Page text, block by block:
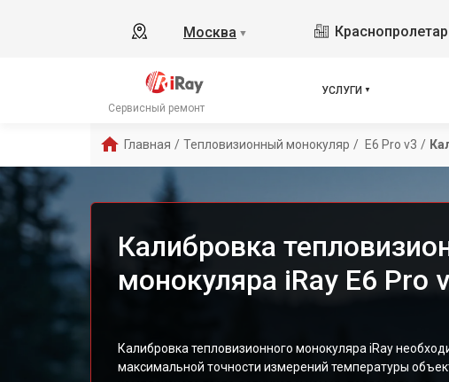
Москва ▼
Сервисный ремонт
УСЛУГИ
Главная / Тепловизионный монокуляр / E6 Pro v3 /
Калибровка
монокуляра iRay E6 Pro
Калибровка тепловизионного монокуляра iRay
максимальной точности измерений температуры